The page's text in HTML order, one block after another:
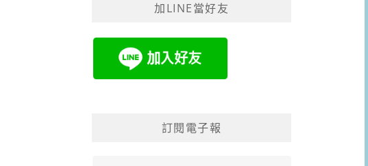
加LINE當好友
訂閱電子報